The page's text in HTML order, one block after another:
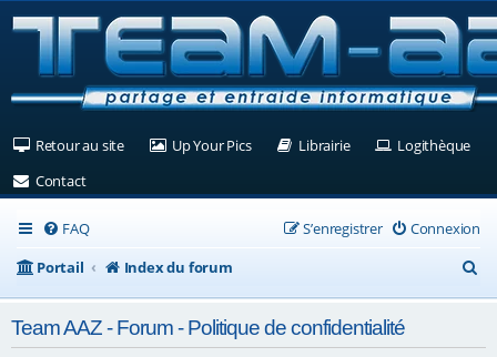
Retour au site(Ouvre un nouvel onglet)
Up Your Pics(Ouvre un nouvel onglet)
Librairie(Ouvre un nouvel
Logithèque
Contact(Ouvre un nouvel onglet)
FAQ Connexion
S’enregistrer
Portail
Index du forum
e
Team AAZ - Forum - Politique de confidentialité